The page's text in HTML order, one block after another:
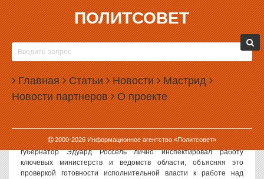
ПОЛИТСОВЕТ
Главная Статьи Новости Мастрид
Новости партнеров О проекте
2000-2026Информационное агентство «Политсовет»
17.02.2006, 12:56
АЛЕКСЕЯ ВОРОБЬЕВА «ОТОДВИГАЮТ» ОТ
РЕАЛЬНОЙ ВЛАСТИ
Происходившие в течение прошедших двух недель события в
правительстве области местные элиты восприняли однозначно в
качестве признаков скорого ухода премьера Алексея Воробьева
из областного правительства, а возможно — из области. В то
время, как А.П.Воробьев принимал участие в чисто партийных
мероприятиях «Единой России» в Московской области,
губернатор Эдуард Россель лично инспектировал работу
ключевых министерств и ведомств области, объясняя это
проверкой готовности исполнительной власти к работе над